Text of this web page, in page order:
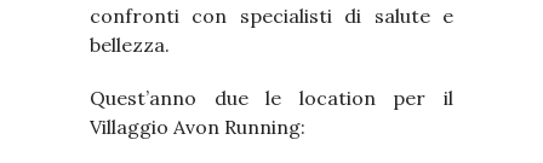
confronti con specialisti di salute e
bellezza.
Quest’anno due le location per il
Villaggio Avon Running: